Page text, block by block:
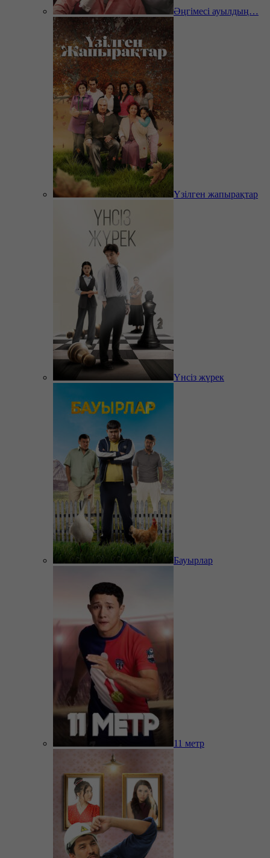
Әңгімесі ауылдың…
Үзілген жапырақтар
Үнсіз жүрек
Бауырлар
11 метр